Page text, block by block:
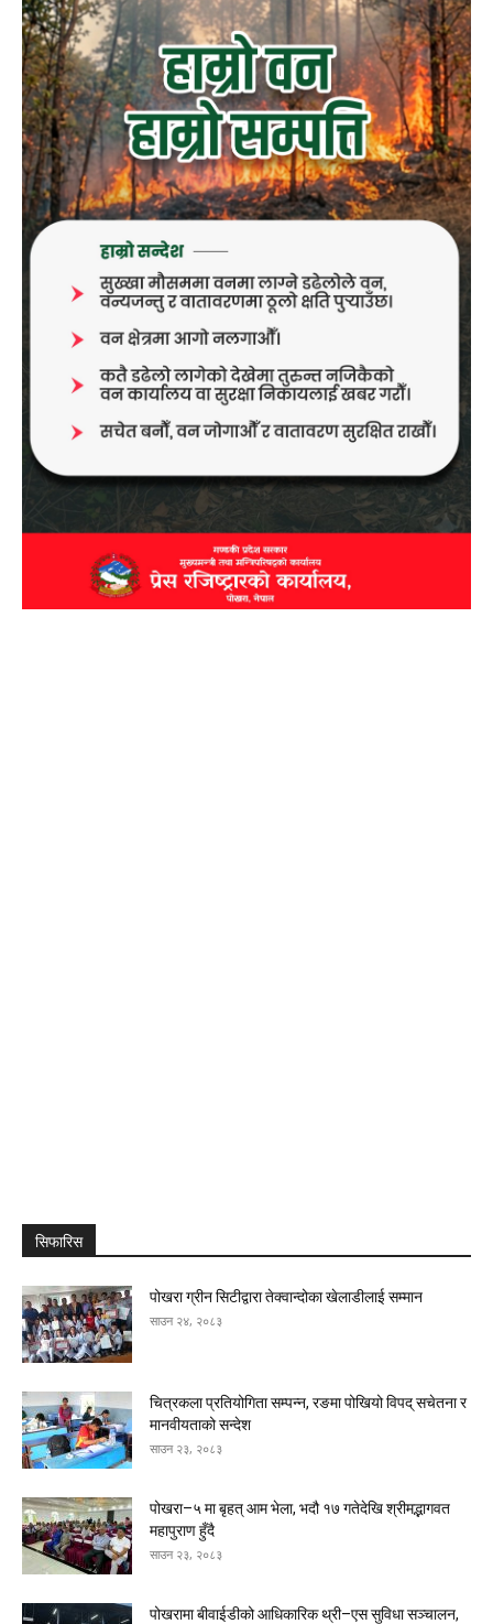
सिफारिस
पोखरा ग्रीन सिटीद्वारा तेक्वान्दोका खेलाडीलाई सम्मान
साउन २४, २०८३
चित्रकला प्रतियोगिता सम्पन्न, रङमा पोखियो विपद् सचेतना र
मानवीयताको सन्देश
साउन २३, २०८३
पोखरा–५ मा बृहत् आम भेला, भदौ १७ गतेदेखि श्रीमद्भागवत
महापुराण हुँदै
साउन २३, २०८३
पोखरामा बीवाईडीको आधिकारिक थ्री–एस सुविधा सञ्चालन,